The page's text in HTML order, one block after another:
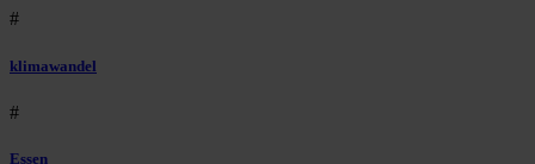
#
klimawandel
#
Essen